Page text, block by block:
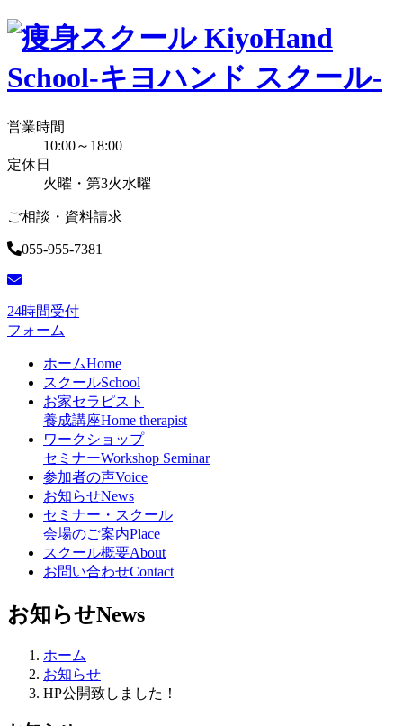
営業時間
10:00～18:00
定休日
火曜・第3火水曜
ご相談・資料請求
055-955-7381
24時間受付
フォーム
ホームHome
スクールSchool
お家セラピスト
養成講座Home therapist
ワークショップ
セミナーWorkshop Seminar
参加者の声Voice
お知らせNews
セミナー・スクール
会場のご案内Place
スクール概要About
お問い合わせContact
お知らせNews
ホーム
お知らせ
HP公開致しました！